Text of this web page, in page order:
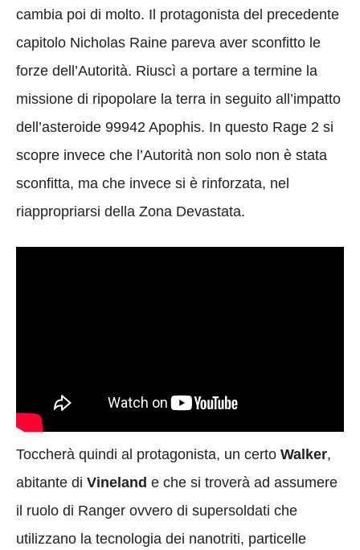
cambia poi di molto. Il protagonista del precedente
capitolo Nicholas Raine pareva aver sconfitto le
forze dell’Autorità. Riuscì a portare a termine la
missione di ripopolare la terra in seguito all’impatto
dell’asteroide 99942 Apophis. In questo Rage 2 si
scopre invece che l’Autorità non solo non è stata
sconfitta, ma che invece si è rinforzata, nel
riappropriarsi della Zona Devastata.
Toccherà quindi al protagonista, un certo Walker,
abitante di Vineland e che si troverà ad assumere
il ruolo di Ranger ovvero di supersoldati che
utilizzano la tecnologia dei nanotriti, particelle